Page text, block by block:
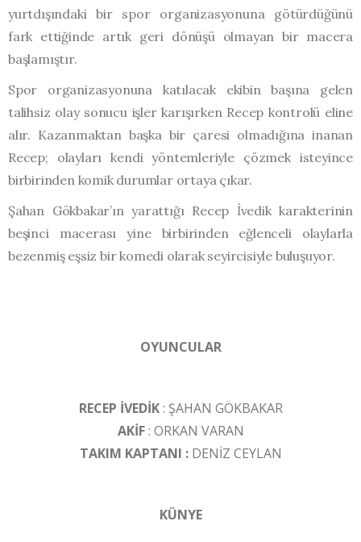
yurtdışındaki bir spor organizasyonuna götürdüğünü
fark ettiğinde artık geri dönüşü olmayan bir macera
başlamıştır.
Spor organizasyonuna katılacak ekibin başına gelen
talihsiz olay sonucu işler karışırken Recep kontrolü eline
alır. Kazanmaktan başka bir çaresi olmadığına inanan
Recep; olayları kendi yöntemleriyle çözmek isteyince
birbirinden komik durumlar ortaya çıkar.
Şahan Gökbakar’ın yarattığı Recep İvedik karakterinin
beşinci macerası yine birbirinden eğlenceli olaylarla
bezenmiş eşsiz bir komedi olarak seyircisiyle buluşuyor.
OYUNCULAR
RECEP İVEDİK: ŞAHAN GÖKBAKAR
AKİF: ORKAN VARAN
TAKIM KAPTANI :DENİZ CEYLAN
KÜNYE